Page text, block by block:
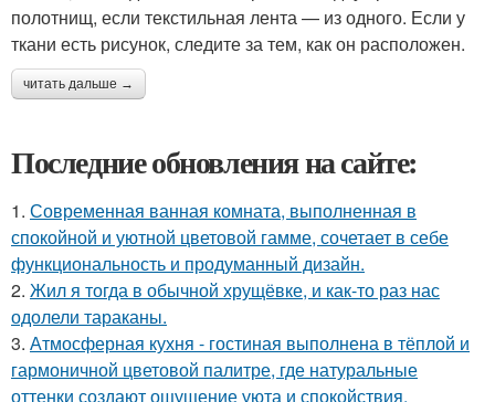
полотнищ, если текстильная лента — из одного. Если у
ткани есть рисунок, следите за тем, как он расположен.
читать дальше →
Последние обновления на сайте:
1. Современная ванная комната, выполненная в
спокойной и уютной цветовой гамме, сочетает в себе
функциональность и продуманный дизайн.
2. Жил я тогда в обычной хрущёвке, и как-то раз нас
одолели тараканы.
3. Атмосферная кухня - гостиная выполнена в тёплой и
гармоничной цветовой палитре, где натуральные
оттенки создают ощущение уюта и спокойствия.